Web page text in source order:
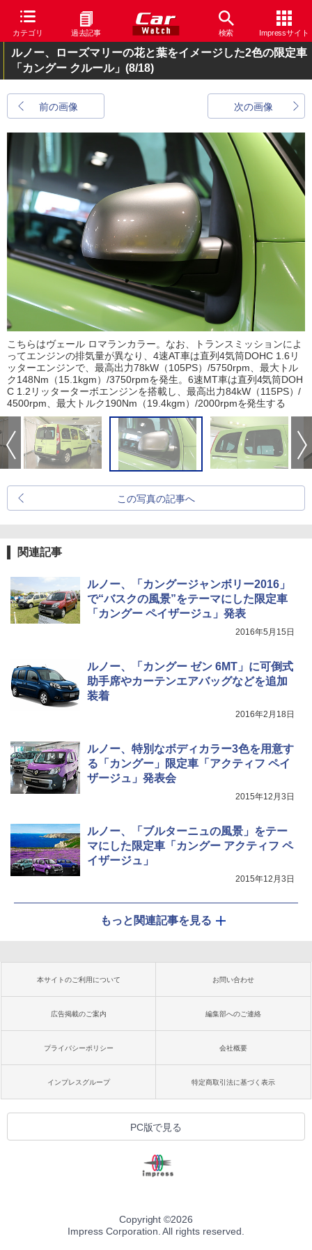
カテゴリ 過去記事 検索 Impressサイト
ルノー、ローズマリーの花と葉をイメージした2色の限定車
「カングー クルール」 (8/18)
前の画像 次の画像
こちらはヴェール ロマランカラー。なお、トランスミッションによ
ってエンジンの排気量が異なり、4速AT車は直列4気筒DOHC 1.6リ
ッターエンジンで、最高出力78kW（105PS）/5750rpm、最大トル
ク148Nm（15.1kgm）/3750rpmを発生。6速MT車は直列4気筒DOH
C 1.2リッターターボエンジンを搭載し、最高出力84kW（115PS）/
4500rpm、最大トルク190Nm（19.4kgm）/2000rpmを発生する
この写真の記事へ
関連記事
ルノー、「カングージャンボリー2016」
で“バスクの風景”をテーマにした限定車
「カングー ペイザージュ」発表
2016年5月15日
ルノー、「カングー ゼン 6MT」に可倒式
助手席やカーテンエアバッグなどを追加
装着
2016年2月18日
ルノー、特別なボディカラー3色を用意す
る「カングー」限定車「アクティフ ペイ
ザージュ」発表会
2015年12月3日
ルノー、「ブルターニュの風景」をテー
マにした限定車「カングー アクティフ ペ
イザージュ」
2015年12月3日
もっと関連記事を見る
本サイトのご利用について お問い合わせ
広告掲載のご案内 編集部へのご連絡
プライバシーポリシー 会社概要
インプレスグループ 特定商取引法に基づく表示
PC版で見る
Copyright ©2026
Impress Corporation. All rights reserved.